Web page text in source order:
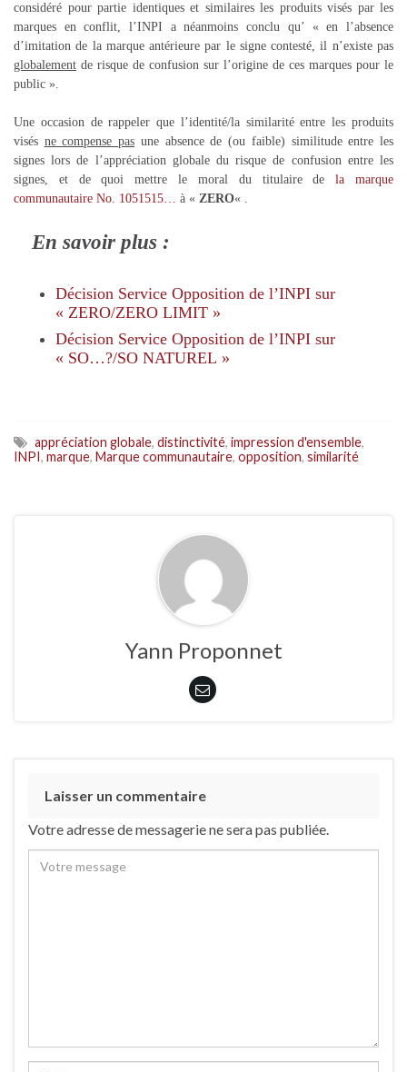
considéré pour partie identiques et similaires les produits visés par les
marques en conflit, l’INPI a néanmoins conclu qu’ « en l’absence
d’imitation de la marque antérieure par le signe contesté, il n’existe pas
globalement de risque de confusion sur l’origine de ces marques pour le
public ».
Une occasion de rappeler que l’identité/la similarité entre les produits
visés ne compense pas une absence de (ou faible) similitude entre les
signes lors de l’appréciation globale du risque de confusion entre les
signes, et de quoi mettre le moral du titulaire de la marque
communautaire No. 1051515…
à « ZERO« .
En savoir plus :
Décision Service Opposition de l’INPI sur
« ZERO/ZERO LIMIT »
Décision Service Oppositionde l’INPI sur
« SO…?/SO NATUREL »
appréciation globale, distinctivité, impression d'ensemble,
INPI, marque, Marque communautaire, opposition, similarité
Yann Proponnet
Laisser un commentaire
Votre adresse de messagerie ne sera pas publiée.